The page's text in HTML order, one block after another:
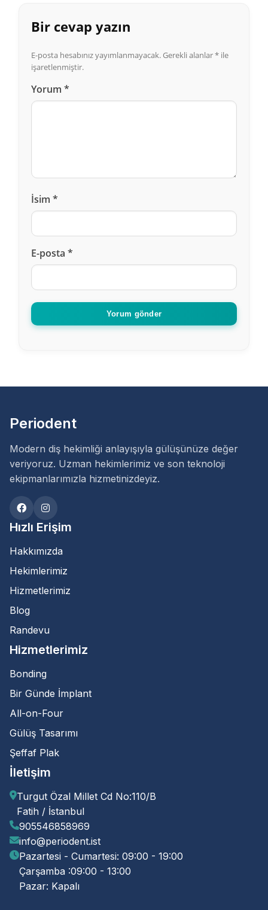
Bir cevap yazın
E-posta hesabınız yayımlanmayacak.Gerekli alanlar* ile
işaretlenmiştir.
Yorum *
İsim *
E-posta *
Yorum gönder
Periodent
Modern diş hekimliği anlayışıyla gülüşünüze değer
veriyoruz. Uzman hekimlerimiz ve son teknoloji
ekipmanlarımızla hizmetinizdeyiz.
Hızlı Erişim
Hakkımızda
Hekimlerimiz
Hizmetlerimiz
Blog
Randevu
Hizmetlerimiz
Bonding
Bir Günde İmplant
All-on-Four
Gülüş Tasarımı
Şeffaf Plak
İletişim
Turgut Özal Millet Cd No:110/B
Fatih / İstanbul
905546858969
info@periodent.ist
Pazartesi - Cumartesi: 09:00 - 19:00
Çarşamba :09:00 - 13:00
Pazar: Kapalı